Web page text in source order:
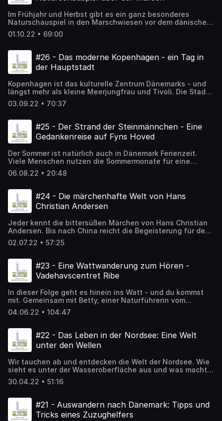
Im Frühjahr und Herbst gibt es ein ganz besonderes
Naturschauspiel in den Marschwiesen vor dem dänischen
Wattenmeer. Dann sammeln sich die Stare in den Wiesen
und führen vor Sonnenuntergang ein besonderes
Himmel. Wir gehen in dieser Folge mit Naturvermittlerin
Betty vom Wattenmeerzentrum auf Expedition nach der
Sort Sol - der schwarzen Sonne.
01.10.22 • 69:00
#26 - Das moderne Kopenhagen - ein Tag in
der Hauptstadt
Kopenhagen ist das kulturelle Zentrum Dänemarks - und
längst mehr als kleine Meerjungfrau und Tivoli. Die Stadt
entwickelt sich modern und mutig. Kreative übernehmen
brachliegende Industrieflächen und schaffen kulturelle
Skianlage und überall in der Stadt kann man abtauchen.
Steig mit der Kopenhagener Touristenführerin Gitte und
mir aufs Fahrrad und erlebe das moderne Kopenhagen.
03.09.22 • 70:37
#25 - Der Strand der Steinmännchen - Eine
Gedankenreise auf Fyns Hoved
Der Sommer ist natürlich auch in Dänemark Ferienzeit.
Viele Menschen nutzen die Sommermonate für eine
Auszeit. Genau das tun wir auch in dieser Folge. Wir
unternehmen einen Ausflug auf die Halbinsel Fyns Hoved
zeigen.
06.08.22 • 20:48
#24 - Die märchenhafte Welt von Hans
Christian Andersen
Jeder kennt die bittersüßen Märchen von Hans Christian
Andersen. Bis nach China reicht die Begeisterung für den
einfühlsamen und oft einsamen Schriftsteller. Auf einer
Reise nach Odense machen wir uns in dieser Folge auf die
besuchen wir das neue H.C. Andersens Hus und sprechen
mit dem Andersen-Forscher Ejnar Stig Askgård.
02.07.22 • 57:25
#23 - Eine Wattwanderung zum Hören -
Vadehavscentret Ribe
In dieser Folge geht es hinein ins Watt - und du kommst
mit. Gemeinsam mit Betty, einer Naturführerin vom
Vadehavscentret Ribe, entdecken wir das Museum und
machen uns dann auf die Suche nach Wattwürmern,
bekommst du keine nassen Füße, aber ganz sicher Lust
das dänische Wattenmeer selbst einmal zu erkunden.
04.06.22 • 104:47
#22 - Das Leben in der Nordsee: Eine Welt
unter den Wellen
Wir tauchen ab und entdecken die Welt der Nordsee. Wie
sieht es unter der Wasseroberfläche aus und was macht
ein Fisch eigentlich den ganzen Tag? Annika Toth ist
Meeresbiologin am Nordsøen Oceanarium in Hirtshals und
30.04.22 • 51:16
#21 - Auswandern nach Dänemark: Tipps und
Tricks eines Zuzughelfers